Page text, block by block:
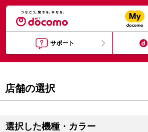
サポート
店舗の選択
選択した機種・カラー